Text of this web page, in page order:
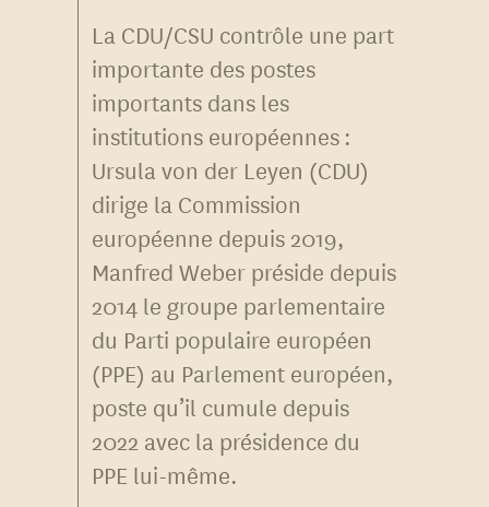
La CDU/CSU contrôle une part
importante des postes
importants dans les
institutions européennes :
Ursula von der Leyen (CDU)
dirige la Commission
européenne depuis 2019,
Manfred Weber préside depuis
2014 le groupe parlementaire
du Parti populaire européen
(PPE) au Parlement européen,
poste qu’il cumule depuis
2022 avec la présidence du
PPE lui-même.